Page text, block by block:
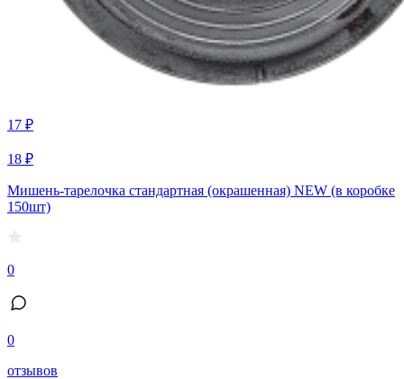
17 ₽
18 ₽
Мишень-тарелочка стандартная (окрашенная) NEW (в коробке
150шт)
0
0
отзывов